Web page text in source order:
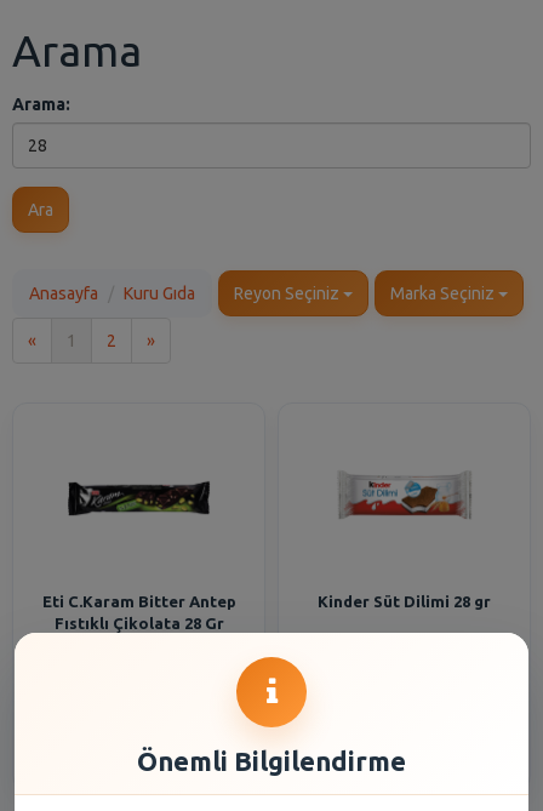
Arama
Arama:
Ara
Anasayfa Kuru Gıda Reyon Seçiniz Marka Seçiniz
« 1 2 »Son
Eti C.Karam Bitter Antep
Fıstıklı Çikolata 28 Gr
Kinder Süt Dilimi 28 gr
Önemli Bilgilendirme